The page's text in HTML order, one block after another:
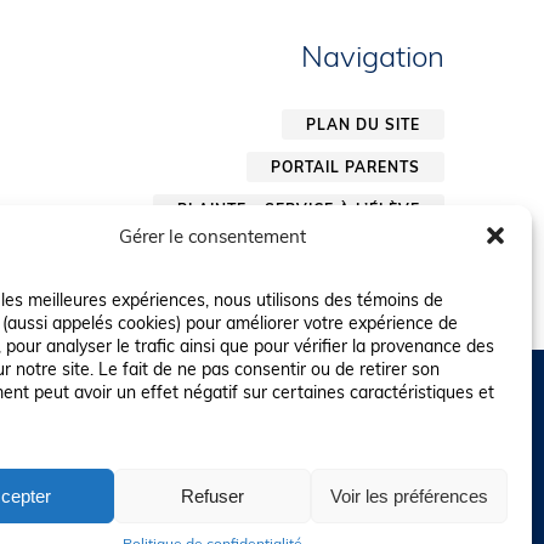
Gérer le consentement
meilleures expériences, nous utilisons des témoins de
appelés cookies) pour améliorer votre expérience de
pour analyser le trafic ainsi que pour vérifier la provenance des
notre site. Le fait de ne pas consentir ou de retirer son
peut avoir un effet négatif sur certaines caractéristiques et
Refuser Voir les préférences
Navigation
PLAN DU SITE
PORTAIL PARENTS
PLAINTE – SERVICE À L’ÉLÈVE
pourraient avoir été utilisés pour soutenir la rédaction de ce